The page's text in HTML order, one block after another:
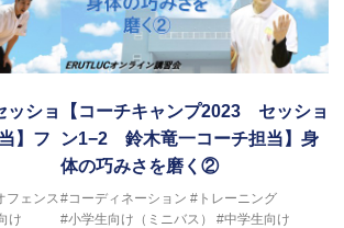
ッショ
】フ
フェンス
け
【コーチキャンプ2023 セッショ
ン1−2 鈴木竜一コーチ担当】身
体の巧みさを磨く②
#コーディネーション #トレーニング
#小学生向け（ミニバス）
#中学生向け